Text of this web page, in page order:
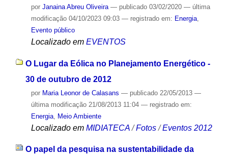
por Janaina Abreu Oliveira — publicado03/02/2020 — última
modificação04/10/2023 09:03 — registrado em: Energia,
Evento público
Localizado em EVENTOS
O Lugar da Eólica no Planejamento Energético -
30 de outubro de 2012
por Maria Leonor de Calasans — publicado22/05/2013 —
última modificação21/08/2013 11:04 — registrado em:
Energia, Meio Ambiente
Localizado em MIDIATECA /Fotos /Eventos 2012
O papel da pesquisa na sustentabilidade da